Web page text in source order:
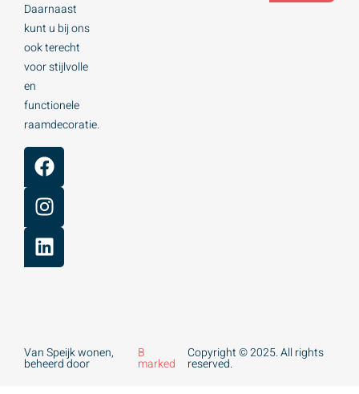
Daarnaast
kunt u bij ons
ook terecht
voor stijlvolle
en
functionele
raamdecoratie.
Van Speijk wonen,
beheerd door
B
marked
Copyright © 2025. All rights
reserved.